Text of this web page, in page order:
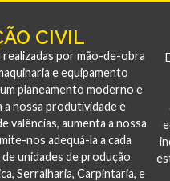
CIVIL
por mão-de-obra
e equipamento
planeamento moderno e
a nossa produtividade e
valências, aumenta a nossa
nos adequá-la a cada
unidades de produção
Serralharia, Carpintaria, e